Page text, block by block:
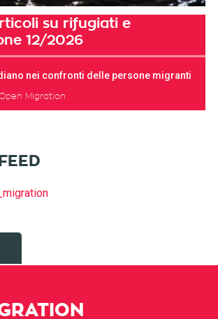
su rifugiati e
12/2026
nei confronti delle persone migranti
Migration